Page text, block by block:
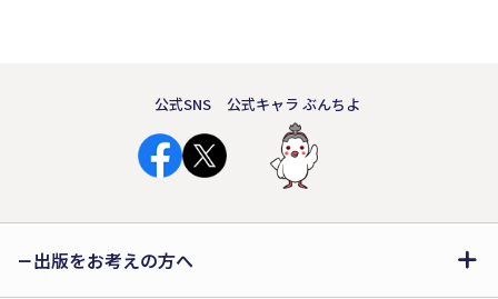
公式SNS 公式キャラ ぶんちよ
出版をお考えの方へ